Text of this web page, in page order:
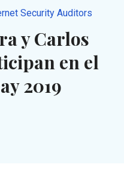
Security Auditors
y Carlos
en el
2019